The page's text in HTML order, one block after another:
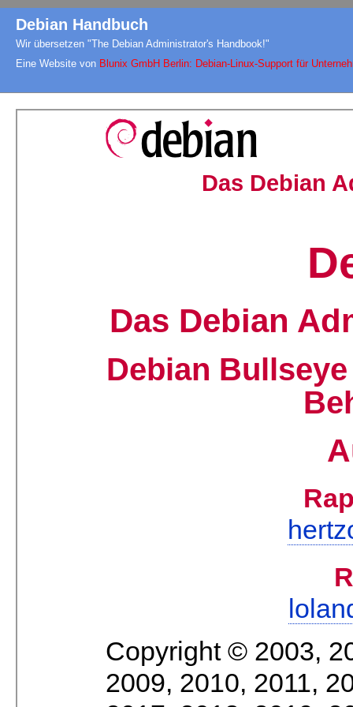
Debian Handbuch
Wir übersetzen "The Debian Administrator's Handbook!"
Eine Website von Blunix GmbH Berlin: Debian-Linux-Support für